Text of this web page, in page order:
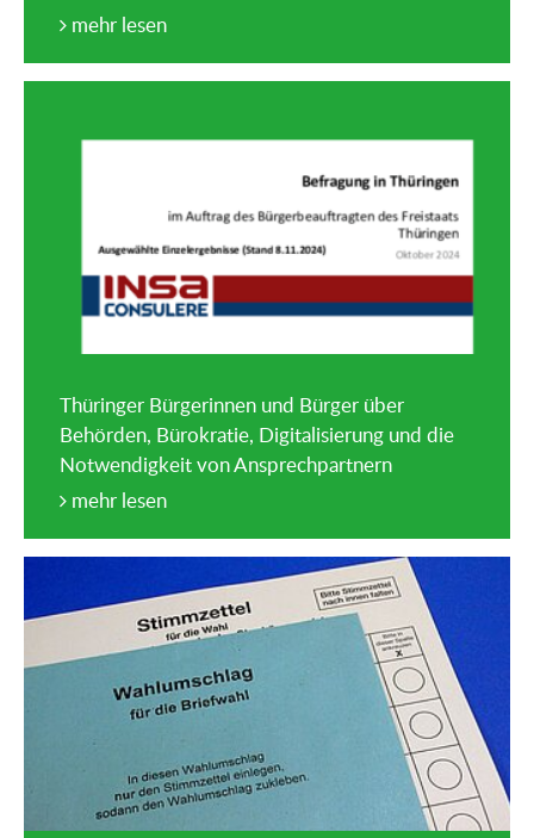
mehr lesen
Thüringer Bürgerinnen und Bürger über
Behörden, Bürokratie, Digitalisierung und die
Notwendigkeit von Ansprechpartnern
mehr lesen